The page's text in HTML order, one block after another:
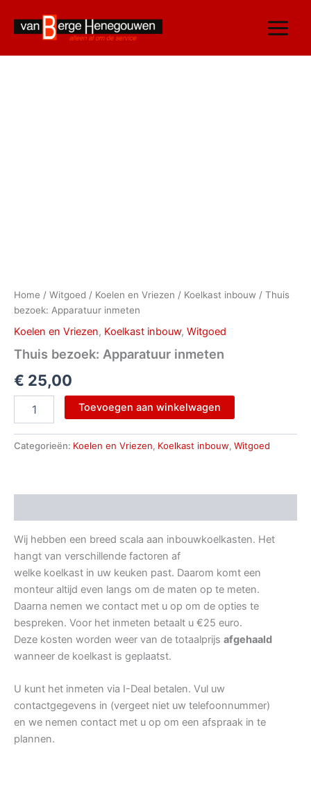
inhoud
Home / Witgoed / Koelen en Vriezen / Koelkast inbouw / Thuis
bezoek: Apparatuur inmeten
Koelen en Vriezen, Koelkast inbouw, Witgoed
Thuis bezoek: Apparatuur inmeten
€ 25,00
Toevoegen aan winkelwagen
Categorieën: Koelen en Vriezen, Koelkast inbouw, Witgoed
Wij hebben een breed scala aan inbouwkoelkasten. Het
hangt van verschillende factoren af
welke koelkast in uw keuken past. Daarom komt een
monteur altijd even langs om de maten op te meten.
Daarna nemen we contact met u op om de opties te
bespreken. Voor het inmeten betaalt u €25 euro.
Deze kosten worden weer van de totaalprijs afgehaald
wanneer de koelkast is geplaatst.
U kunt het inmeten via I-Deal betalen. Vul uw
contactgegevens in (vergeet niet uw telefoonnummer)
en we nemen contact met u op om een afspraak in te
plannen.